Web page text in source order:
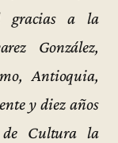
gracias a la
González,
Antioquia,
y diez años
Cultura la